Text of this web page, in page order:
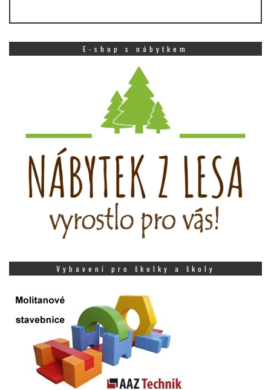
E-shop s nábytkem
Vybavení pro školky a školy